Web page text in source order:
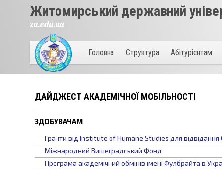
Житомирський державний
zu.edu.ua
Головна Структура Абітурієнтам
ДАЙДЖЕСТ АКАДЕМІЧНОЇ МОБІЛЬНОСТІ
ЗДОБУВАЧАМ
Гранти від Institute of Humane Studies для
Міжнародний Вишеградський Фонд
Програма академічний обмінів імені Фулбрайта в